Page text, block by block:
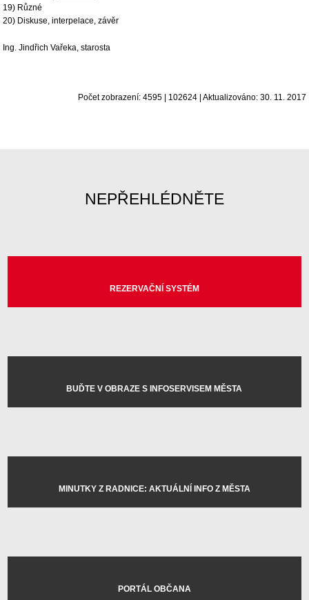
19) Různé
20) Diskuse, interpelace, závěr
Ing. Jindřich Vařeka, starosta
Počet zobrazení: 4595 | 102624 | Aktualizováno: 30. 11. 2017
NEPŘEHLÉDNĚTE
REZERVAČNÍ SYSTÉM
BUĎTE V OBRAZE S INFOSERVISEM MĚSTA
MINUTKY Z RADNICE: AKTUÁLNÍ INFO Z MĚSTA
PORTÁL OBČANA